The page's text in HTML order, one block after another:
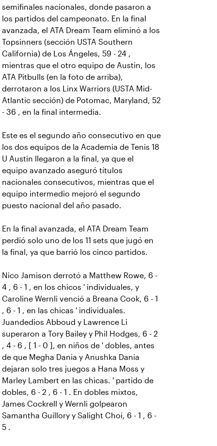
semifinales nacionales, donde pasaron a
los partidos del campeonato. En la final
avanzada, el ATA Dream Team eliminó a los
Topsinners (sección USTA Southern
California) de Los Ángeles, 59 - 24 ,
mientras que el otro equipo de Austin, los
ATA Pitbulls (en la foto de arriba),
derrotaron a los Linx Warriors (USTA Mid-
Atlantic sección) de Potomac, Maryland, 52
- 36 , en la final intermedia.
Este es el segundo año consecutivo en que
los dos equipos de la Academia de Tenis 18
U Austin llegaron a la final, ya que el
equipo avanzado aseguró títulos
nacionales consecutivos, mientras que el
equipo intermedio mejoró el segundo
puesto nacional del año pasado.
En la final avanzada, el ATA Dream Team
perdió solo uno de los 11 sets que jugó en
la final, ya que barrió los cinco partidos.
Nico Jamison derrotó a Matthew Rowe, 6 -
4 , 6 - 1 , en los chicos ' individuales, y
Caroline Wernli venció a Breana Cook, 6 - 1
, 6 - 1 , en las chicas ' individuales.
Juandedios Abboud y Lawrence Li
superaron a Tory Bailey y Phil Hodges, 6 - 2
, 4 - 6 , [ 1 - 0 ], en niños de ' dobles, antes
de que Megha Dania y Anushka Dania
dejaran solo tres juegos a Hana Moss y
Marley Lambert en las chicas. ' partido de
dobles, 6 - 2 , 6 - 1 . En dobles mixtos,
James Cockrell y Wernli golpearon
Samantha Guillory y Salight Choi, 6 - 1 , 6 -
5 .